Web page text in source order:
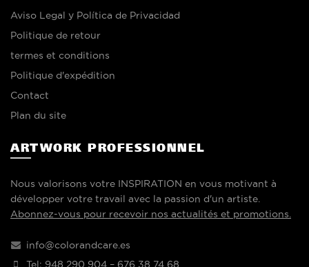
Aviso Legal y Política de Privacidad
Politique de retour
termes et conditions
Politique d'expédition
Contact
Plan du site
ARTWORK PROFESSIONNEL
Nous valorisons votre INSPIRATION en vous motivant à
développer votre travail avec la passion d'un artiste.
Abonnez-vous pour recevoir nos actualités et promotions.
info@colorandcare.es
Tel: 948 290 904 – 676 38 74 68